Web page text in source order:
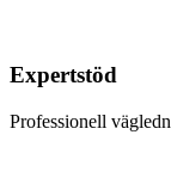
Expertstöd
Professionell